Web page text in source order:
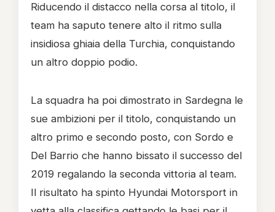
Riducendo il distacco nella corsa al titolo, il
team ha saputo tenere alto il ritmo sulla
insidiosa ghiaia della Turchia, conquistando
un altro doppio podio.
La squadra ha poi dimostrato in Sardegna le
sue ambizioni per il titolo, conquistando un
altro primo e secondo posto, con Sordo e
Del Barrio che hanno bissato il successo del
2019 regalando la seconda vittoria al team.
Il risultato ha spinto Hyundai Motorsport in